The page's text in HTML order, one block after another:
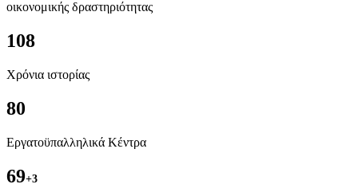
οικονομικής δραστηριότητας
108
Χρόνια ιστορίας
80
Εργατοϋπαλληλικά Κέντρα
69+3